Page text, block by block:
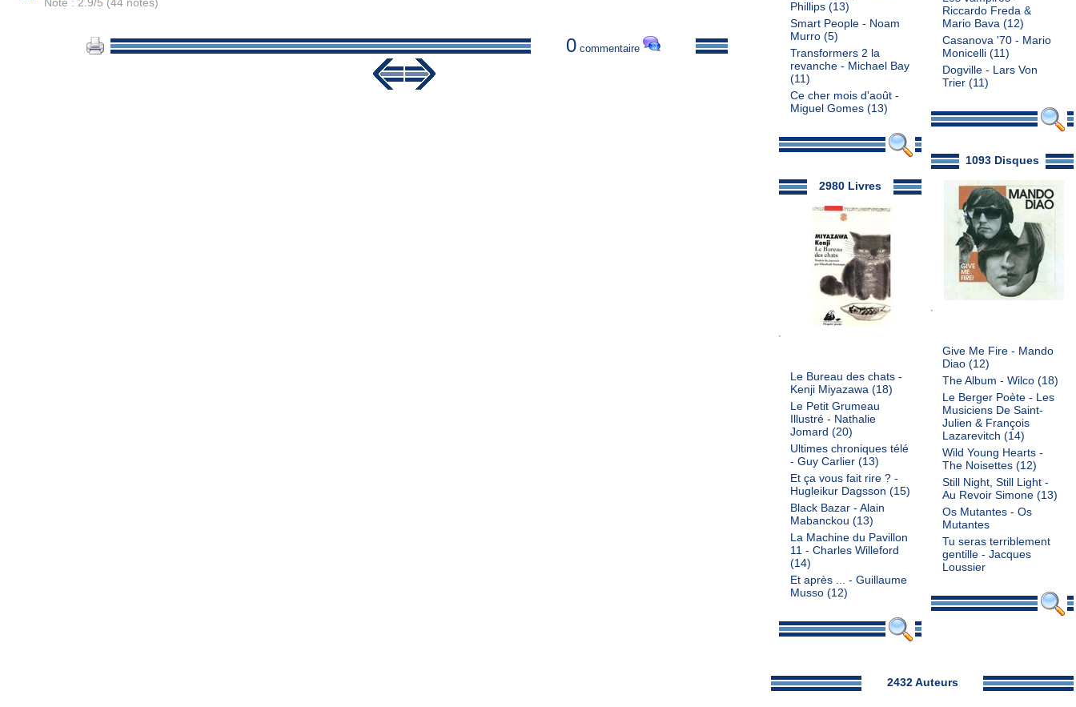
Riccardo Freda &
Mario Bava(12)
Casanova '70 - Mario
Monicelli(11)
Dogville - Lars Von
Trier(11)
1093 Disques
Give Me Fire - Mando
Diao(12)
The Album - Wilco(18)
Le Berger Poète - Les
Musiciens De Saint-
Julien & François
Lazarevitch (14)
Wild Young Hearts -
The Noisettes(12)
Still Night, Still Light -
Au Revoir Simone(13)
Os Mutantes - Os
Mutantes
Tu seras terriblement
gentille - Jacques
Loussier
Phillips(13)
Smart People - Noam
Murro(5)
Transformers 2 la
revanche - Michael Bay
(11)
Ce cher mois d'août -
Miguel Gomes(13)
2980 Livres
Le Bureau des chats -
Kenji Miyazawa(18)
Le Petit Grumeau
Illustré - Nathalie
Jomard (20)
Ultimes chroniques télé
- Guy Carlier(13)
Et ça vous fait rire ? -
Hugleikur Dagsson (15)
Black Bazar - Alain
Mabanckou (13)
La Machine du Pavillon
11 - Charles Willeford
(14)
Et après ... - Guillaume
Musso(12)
2432 Auteurs
Note : 2.9/5 (44 notes)
0 commentaire